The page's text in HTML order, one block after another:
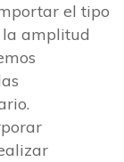
el tipo
la amplitud